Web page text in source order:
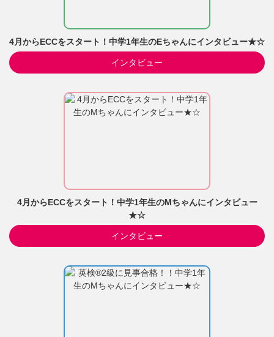
4月からECCをスタート！中学1年生のEちゃんにインタビュー★☆
インタビュー
4月からECCをスタート！中学1年生のMちゃんにインタビュー
★☆
インタビュー